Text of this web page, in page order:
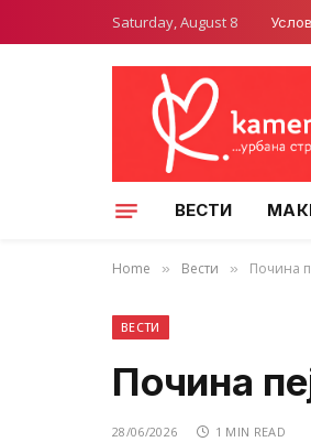
Saturday, August 8
ВЕСТИ
Home » Вести » Почина
ВЕСТИ
Почина
28/06/2026 1 MIN READ